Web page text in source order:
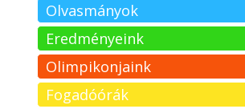
Olvasmányok
Eredményeink
Olimpikonjaink
Fogadóórák